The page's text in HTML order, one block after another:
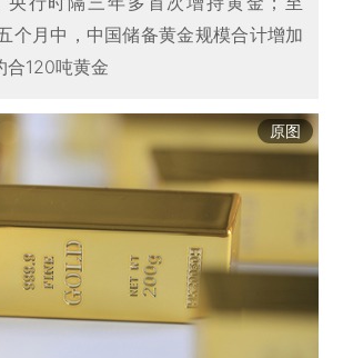
个月中，中国储备黄金规模合计增加
合120吨黄金
原图